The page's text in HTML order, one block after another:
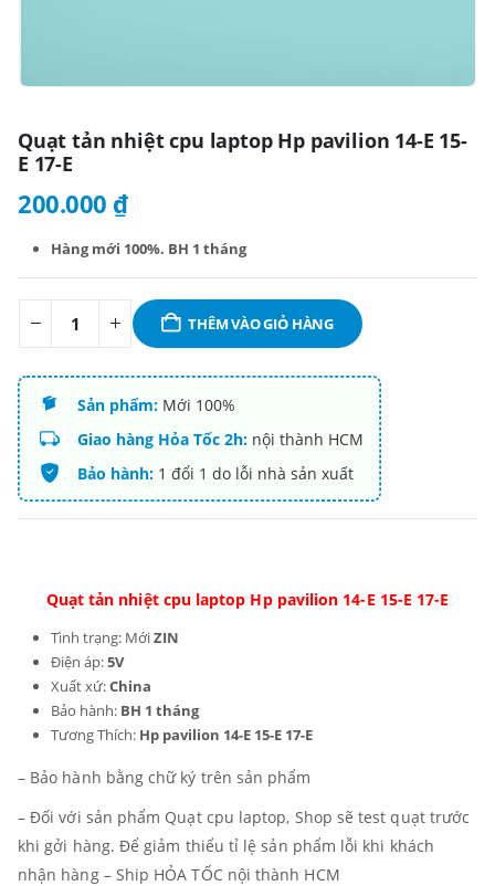
Quạt tản nhiệt cpu laptop Hp pavilion 14-E 15-
E 17-E
200.000 ₫
Hàng mới 100%. BH 1 tháng
THÊM VÀO GIỎ HÀNG
Sản phẩm:Mới 100%
Giao hàng Hỏa Tốc 2h:nội thành HCM
Bảo hành:1 đổi 1 do lỗi nhà sản xuất
Quạt tản nhiệt cpu laptop Hp pavilion 14-E 15-E 17-E
Tình trạng: MớiZIN
Điện áp:5V
Xuất xứ:China
Bảo hành: BH 1 tháng
Tương Thích: Hp pavilion 14-E 15-E 17-E
– Bảo hành bằng chữ ký trên sản phẩm
– Đối với sản phẩm Quạt cpu laptop, Shop sẽ test quạt trước
khi gởi hàng. Để giảm thiểu tỉ lệ sản phẩm lỗi khi khách
nhận hàng – Ship HỎA TỐC nội thành HCM